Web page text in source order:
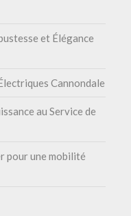
et Élégance
Cannondale
au Service de
pour une mobilité